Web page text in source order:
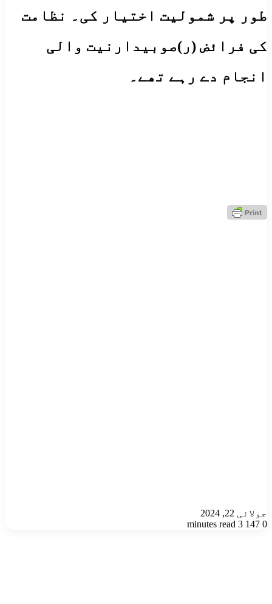
طور پر شمولیت اختیار کی۔ نظامت
کی فرائض (ر)صوبیدارنیت والی
انجام دے رہے تھے۔
جولائی 22, 2024
0
3 minutes read